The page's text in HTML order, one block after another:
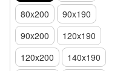
80x200
90x190
90x200
120x190
120х200
140x190